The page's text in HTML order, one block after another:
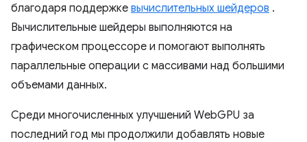
благодаря поддержке вычислительных шейдеров .
Вычислительные шейдеры выполняются на
графическом процессоре и помогают выполнять
параллельные операции с массивами над большими
объемами данных.
Среди многочисленных улучшений WebGPU за
последний год мы продолжили добавлять новые